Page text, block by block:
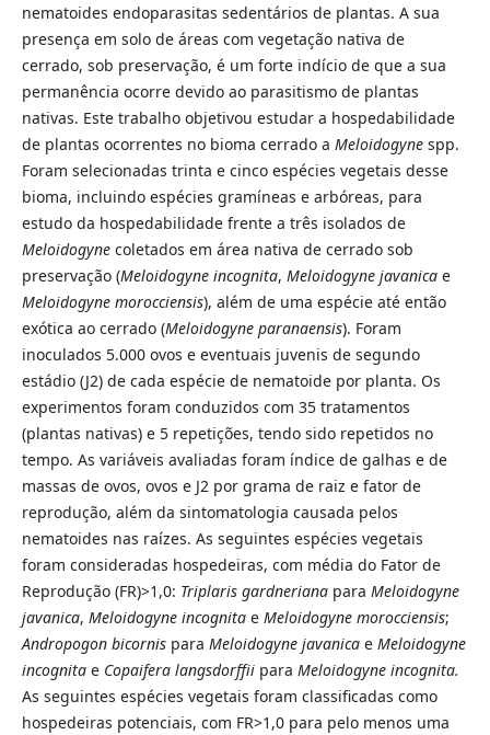
nematoides endoparasitas sedentários de plantas. A sua
presença em solo de áreas com vegetação nativa de
cerrado, sob preservação, é um forte indício de que a sua
permanência ocorre devido ao parasitismo de plantas
nativas. Este trabalho objetivou estudar a hospedabilidade
de plantas ocorrentes no bioma cerrado a Meloidogyne spp.
Foram selecionadas trinta e cinco espécies vegetais desse
bioma, incluindo espécies gramíneas e arbóreas, para
estudo da hospedabilidade frente a três isolados de
Meloidogynecoletados em área nativa de cerrado sob
preservação (Meloidogyne incognita, Meloidogyne javanicae
Meloidogyne morocciensis), além de uma espécie até então
exótica ao cerrado (Meloidogyne paranaensis). Foram
inoculados 5.000 ovos e eventuais juvenis de segundo
estádio (J2) de cada espécie de nematoide por planta. Os
experimentos foram conduzidos com 35 tratamentos
(plantas nativas) e 5 repetições, tendo sido repetidos no
tempo. As variáveis avaliadas foram índice de galhas e de
massas de ovos, ovos e J2 por grama de raiz e fator de
reprodução, além da sintomatologia causada pelos
nematoides nas raízes. As seguintes espécies vegetais
foram consideradas hospedeiras, com média do Fator de
Reprodução (FR)>1,0: Triplaris gardnerianapara Meloidogyne
javanica, Meloidogyne incognitae Meloidogyne morocciensis;
Andropogon bicornis para Meloidogyne javanicae Meloidogyne
incognitae Copaifera langsdorffii para Meloidogyne incognita.
As seguintes espécies vegetais foram classificadas como
hospedeiras potenciais, com FR>1,0 para pelo menos uma